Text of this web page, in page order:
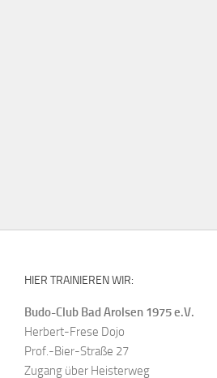
HIER TRAINIEREN WIR:
Budo-Club Bad Arolsen 1975 e.V.
Herbert-Frese Dojo
Prof.-Bier-Straße 27
Zugang über Heisterweg